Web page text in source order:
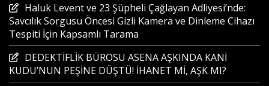
Haluk Levent ve 23 Şüpheli Çağlayan Adliyesi’nde:
Savcılık Sorgusu Öncesi Gizli Kamera ve Dinleme Cihazı
Tespiti İçin Kapsamlı Tarama
DEDEKTİFLİK BÜROSU ASENA AŞKINDA KANİ
KUDU’NUN PEŞİNE DÜŞTÜ! İHANET Mİ, AŞK MI?